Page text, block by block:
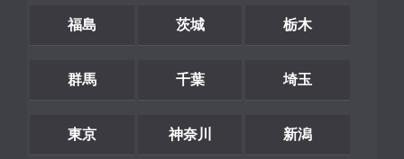
福島 茨城 栃木
群馬 千葉 埼玉
東京 神奈川 新潟